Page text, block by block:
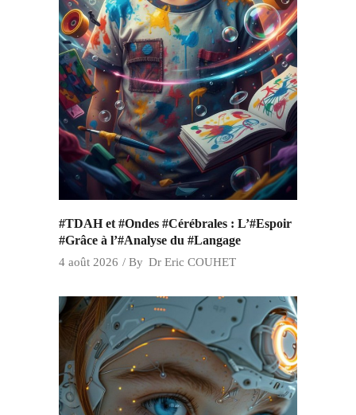
#TDAH et #Ondes #Cérébrales : L’#Espoir
#Grâce à l’#Analyse du #Langage
4 août 2026 By Dr Eric COUHET